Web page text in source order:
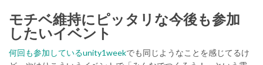
モチベ維持にピッタリな今後も参加
したいイベント
何回も参加しているunity1weekでも同じようなことを感じてるけ